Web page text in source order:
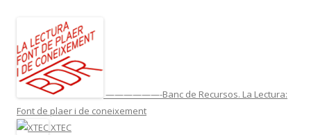
——————-Banc de Recursos. La Lectura:
Font de plaer i de coneixement
XTEC